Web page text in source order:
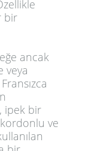
bir
ancak
veya
ipek bir
ve